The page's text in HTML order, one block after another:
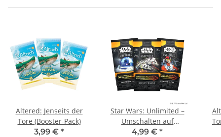
Altered: Jenseits der
Tore (Booster-Pack)
3,99 € *
Star Wars: Unlimited –
Umschalten auf
Lichtgeschwindigkeit 1
4,99 € *